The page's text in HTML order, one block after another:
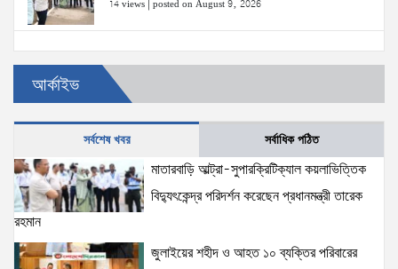
14 views posted on August 9, 2026
প্রত্যেক অপরাধীর বিচার এ দেশেই হবে, সে যত শক্তিশালীই
হোক না কেন—চট্টগ্রামে জুলাই গণঅভ্যুত্থান দিবসে প্রতিমন্ত্রী
ব্যারিস্টার মীর হেলাল
6 views|posted on August 5, 2026
জনআকাঙ্ক্ষা ও জুলাই সনদের আলোকে বৈষম্যহীন বাংলাদেশ
গড়তে সরকার প্রতিশ্রুতিবদ্ধ- প্রতিমন্ত্রী ব্যারিস্টার মীর হেলাল
6 views| posted on August 5, 2026
আর্কাইভ
সর্বশেষ খবর সর্বাধিক পঠিত
মাতারবাড়ি আল্ট্রা-সুপারক্রিটিক্যাল কয়লাভিত্তিক
বিদ্যুৎকেন্দ্র পরিদর্শন করেছেন প্রধানমন্ত্রী তারেক
রহমান
জুলাইয়ের শহীদ ও আহত ১০ ব্যক্তির পরিবারের